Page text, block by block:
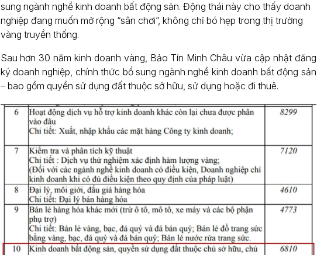
sung ngành nghề kinh doanh bất động sản. Động thái này cho thấy doanh
nghiệp đang muốn mở rộng “sân chơi”, không chỉ bó hẹp trong thị trường
vàng truyền thống.
Sau hơn 30 năm kinh doanh vàng, Bảo Tín Minh Châu vừa cập nhật đăng
ký doanh nghiệp, chính thức bổ sung ngành nghề kinh doanh bất động sản
– bao gồm quyền sử dụng đất thuộc sở hữu, sử dụng hoặc đi thuê.